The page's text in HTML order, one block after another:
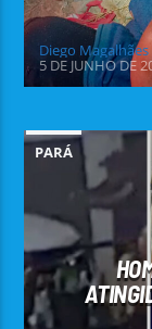
Diego Magalhães
5 DE JUNHO DE
PARÁ